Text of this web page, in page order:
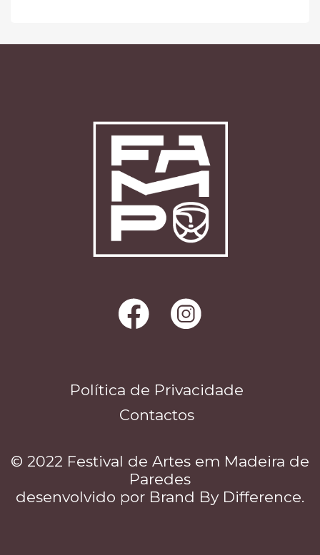
Política de Privacidade
Contactos
© 2022 Festival de Artes em Madeira de
Paredes
desenvolvido por Brand By Difference.